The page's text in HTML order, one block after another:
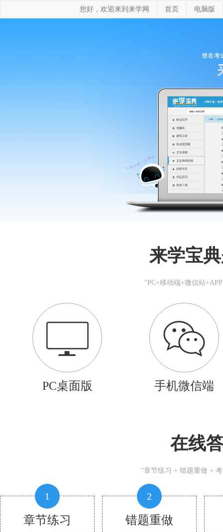
您好，欢迎来到来学网 首页 电脑版
来学宝
"PC+移动端+微信站
PC桌面版 手机微信端
在线
“章节练习 + 错题重做 +
1
章节练习
2
错题重做